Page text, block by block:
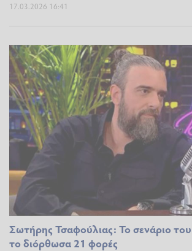
17.03.2026 16:41
Σωτήρης Τσαφούλιας: Το σενάριο
το διόρθωσα 21 φορές